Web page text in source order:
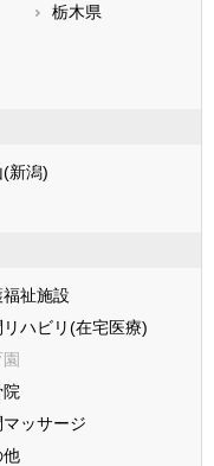
栃木県
徳島県
高知県
(新潟)
祉施設
リハビリ(在宅医療)
ッサージ
他